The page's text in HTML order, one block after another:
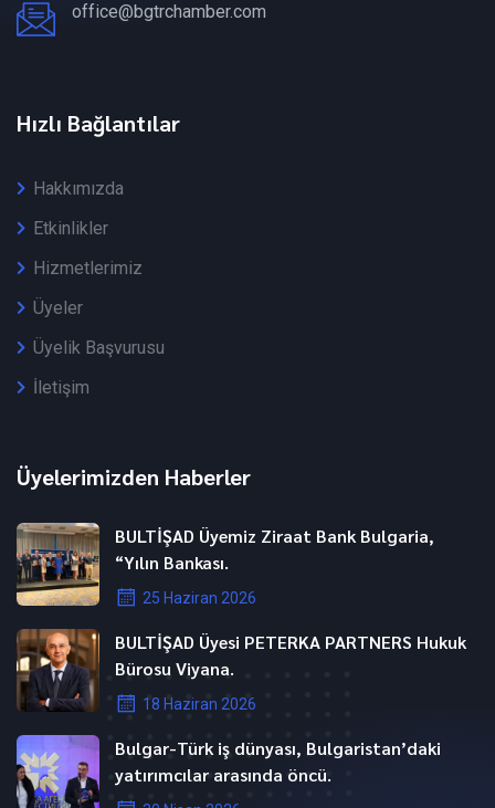
office@bgtrchamber.com
Hızlı Bağlantılar
Hakkımızda
Etkinlikler
Hizmetlerimiz
Üyeler
Üyelik Başvurusu
İletişim
Üyelerimizden Haberler
BULTİŞAD Üyemiz Ziraat Bank Bulgaria,
“Yılın Bankası.
25 Haziran 2026
BULTİŞAD Üyesi PETERKA PARTNERS Hukuk
Bürosu Viyana.
18 Haziran 2026
Bulgar-Türk iş dünyası, Bulgaristan’daki
yatırımcılar arasında öncü.